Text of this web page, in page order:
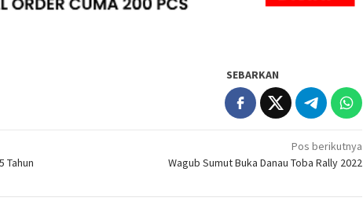
SEBARKAN
Tahun
Pos berikutnya
Wagub Sumut Buka Danau Toba Rally 2022